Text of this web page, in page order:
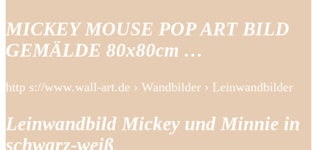
MICKEY MOUSE POP ART BILD
GEMÄLDE 80x80cm …
http s://www.wall-art.de › Wandbilder › Leinwandbilder
Leinwandbild Mickey und Minnie in
schwarz-weiß